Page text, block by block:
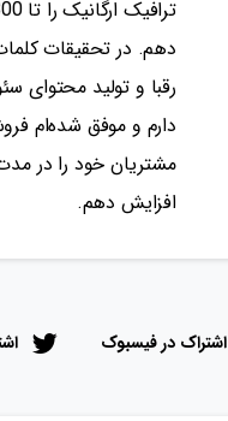
دهم. در تحقیقات
رقبا و تولید
دارم و موفق شده‌ام
افزایش دهم.
اشتراک در فیسبوک